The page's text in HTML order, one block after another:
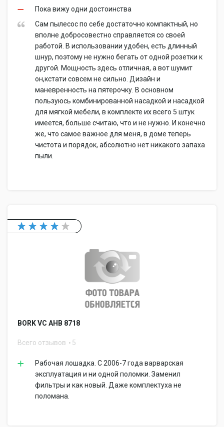
Пока вижу одни достоинства
Сам пылесос по себе достаточно компактный, но
вполне добросовестно справляется со своей
работой. В использовании удобен, есть длинный
шнур, поэтому не нужно бегать от одной розетки к
другой. Мощность здесь отличная, а вот шумит
он,кстати совсем не сильно. Дизайн и
маневренность на пятерочку. В основном
пользуюсь комбинированной насадкой и насадкой
для мягкой мебели, в комплекте их всего 5 штук
имеется, больше считаю, что и не нужно. И конечно
же, что самое важное для меня, в доме теперь
чистота и порядок, абсолютно нет никакого запаха
пыли.
BORK VC AHB 8718
Всего отзывов 5
Рабочая лошадка. С 2006-7 года варварская
эксплуатация и ни одной поломки. Заменил
фильтры и как новый. Даже комплектуха не
поломана.